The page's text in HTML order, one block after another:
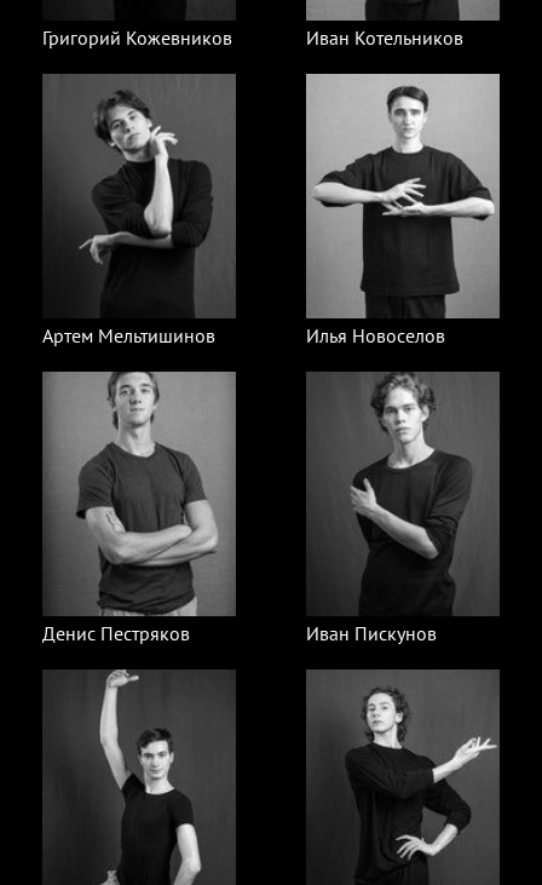
Григорий Кожевников Иван Котельников
Артем Мельтишинов Илья Новоселов
Денис Пестряков Иван Пискунов